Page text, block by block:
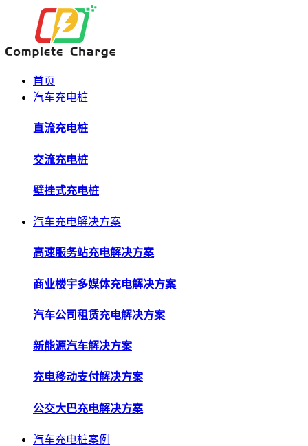
首页
汽车充电桩
直流充电桩
交流充电桩
壁挂式充电桩
汽车充电解决方案
高速服务站充电解决方案
商业楼宇多媒体充电解决方案
汽车公司租赁充电解决方案
新能源汽车解决方案
充电移动支付解决方案
公交大巴充电解决方案
汽车充电桩案例